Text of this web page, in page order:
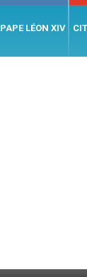
PAPE LÉON XIV